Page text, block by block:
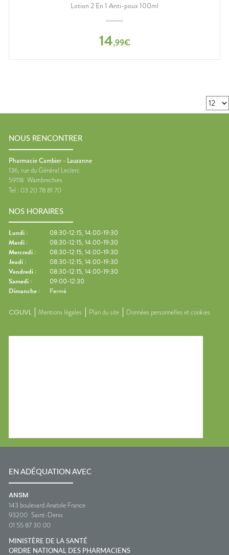
Lotion 2 En 1 Anti-poux 100ml
14,99€
NOUS RENCONTRER
Pharmacie Cambier - Lauzanne
136, rue du Général Leclerc
59118 Wambrechies
Tel : 03 20 78 81 70
NOS HORAIRES
Lundi :
08:30-12:15, 14:00-19:30
Mardi :
08:30-12:15, 14:00-19:30
Mercredi :
08:30-12:15, 14:00-19:30
Jeudi :
08:30-12:15, 14:00-19:30
Vendredi :
08:30-12:15, 14:00-19:30
Samedi :
09:00-12:30
Dimanche : Fermé
CGUVL Mentions légales Plan du site Données personnelles et cookies
EN ADÉQUATION AVEC
ANSM
143 boulevard Anatole France
93200 Saint-Denis
01 55 87 30 00
MINISTÈRE DE LA SANTÉ
ORDRE NATIONAL DES PHARMACIENS